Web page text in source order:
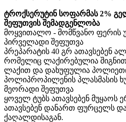
ტროქსერუტინ სოფარმას 2%
შეფუთვის შემადგენლობა
მოყვითალო - მომწვანო ფერის
პირველადი შეფუთვა
პრეპარატის 40 გრ ათავსებენ
რომელიც ლაქირებულია
ლაქით და დახუფულია
პოლიპროპილენის პლასმასის
მეორადი შეფუთვა
ყოველ ტუბს ათავსებენ მუყაოს
ათავსებენ დანართ ფურცელს
ქაღალდისაგან.